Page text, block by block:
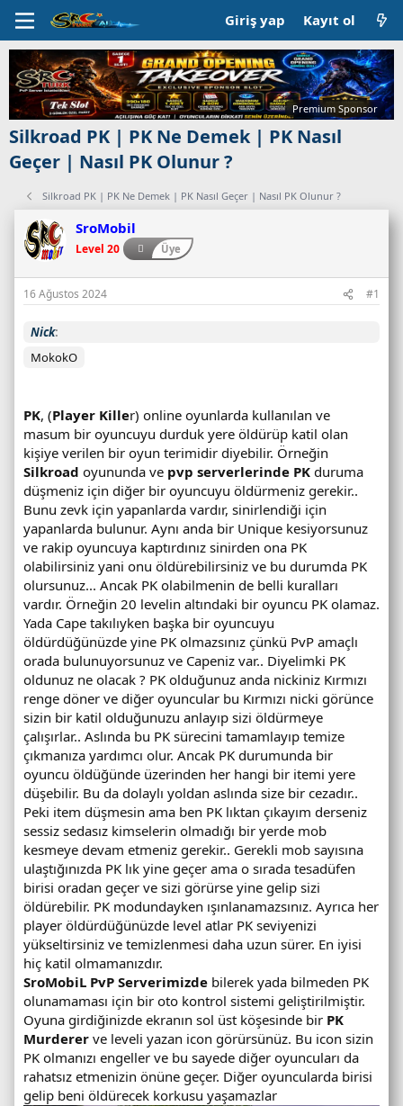
Giriş yap Kayıt ol
Premium Sponsor
Silkroad PK | PK Ne Demek | PK Nasıl
Geçer | Nasıl PK Olunur ?
Silkroad PK | PK Ne Demek | PK Nasıl Geçer | Nasıl PK Olunur ?
SroMobil
Level 20 Üye
16 Ağustos 2024 #1
Nick
MokokO
PK, (Player Killer) online oyunlarda kullanılan ve
masum bir oyuncuyu durduk yere öldürüp katil olan
kişiye verilen bir oyun terimidir diyebilir. Örneğin
Silkroad oyununda ve pvp serverlerinde PK duruma
düşmeniz için diğer bir oyuncuyu öldürmeniz gerekir..
Bunu zevk için yapanlarda vardır, sinirlendiği için
yapanlarda bulunur. Aynı anda bir Unique kesiyorsunuz
ve rakip oyuncuya kaptırdınız sinirden ona PK
olabilirsiniz yani onu öldürebilirsiniz ve bu durumda PK
olursunuz... Ancak PK olabilmenin de belli kuralları
vardır. Örneğin 20 levelin altındaki bir oyuncu PK olamaz.
Yada Cape takılıyken başka bir oyuncuyu
öldürdüğünüzde yine PK olmazsınız çünkü PvP amaçlı
orada bulunuyorsunuz ve Capeniz var.. Diyelimki PK
oldunuz ne olacak ? PK olduğunuz anda nickiniz Kırmızı
renge döner ve diğer oyuncular bu Kırmızı nicki görünce
sizin bir katil olduğunuzu anlayıp sizi öldürmeye
çalışırlar.. Aslında bu PK sürecini tamamlayıp temize
çıkmanıza yardımcı olur. Ancak PK durumunda bir
oyuncu öldüğünde üzerinden her hangi bir itemi yere
düşebilir. Bu da dolaylı yoldan aslında size bir cezadır..
Peki item düşmesin ama ben PK lıktan çıkayım derseniz
sessiz sedasız kimselerin olmadığı bir yerde mob
kesmeye devam etmeniz gerekir.. Gerekli mob sayısına
ulaştığınızda PK lık yine geçer ama o sırada tesadüfen
birisi oradan geçer ve sizi görürse yine gelip sizi
öldürebilir. PK modundayken ışınlanamazsınız. Ayrıca her
player öldürdüğünüzde level atlar PK seviyenizi
yükseltirsiniz ve temizlenmesi daha uzun sürer. En iyisi
hiç katil olmamanızdır.
SroMobiL PvP Serverimizde bilerek yada bilmeden PK
olunamaması için bir oto kontrol sistemi geliştirilmiştir.
Oyuna girdiğinizde ekranın sol üst köşesinde bir PK
Murderer ve leveli yazan icon görürsünüz. Bu icon sizin
PK olmanızı engeller ve bu sayede diğer oyuncuları da
rahatsız etmenizin önüne geçer. Diğer oyuncularda birisi
gelip beni öldürecek korkusu yaşamazlar